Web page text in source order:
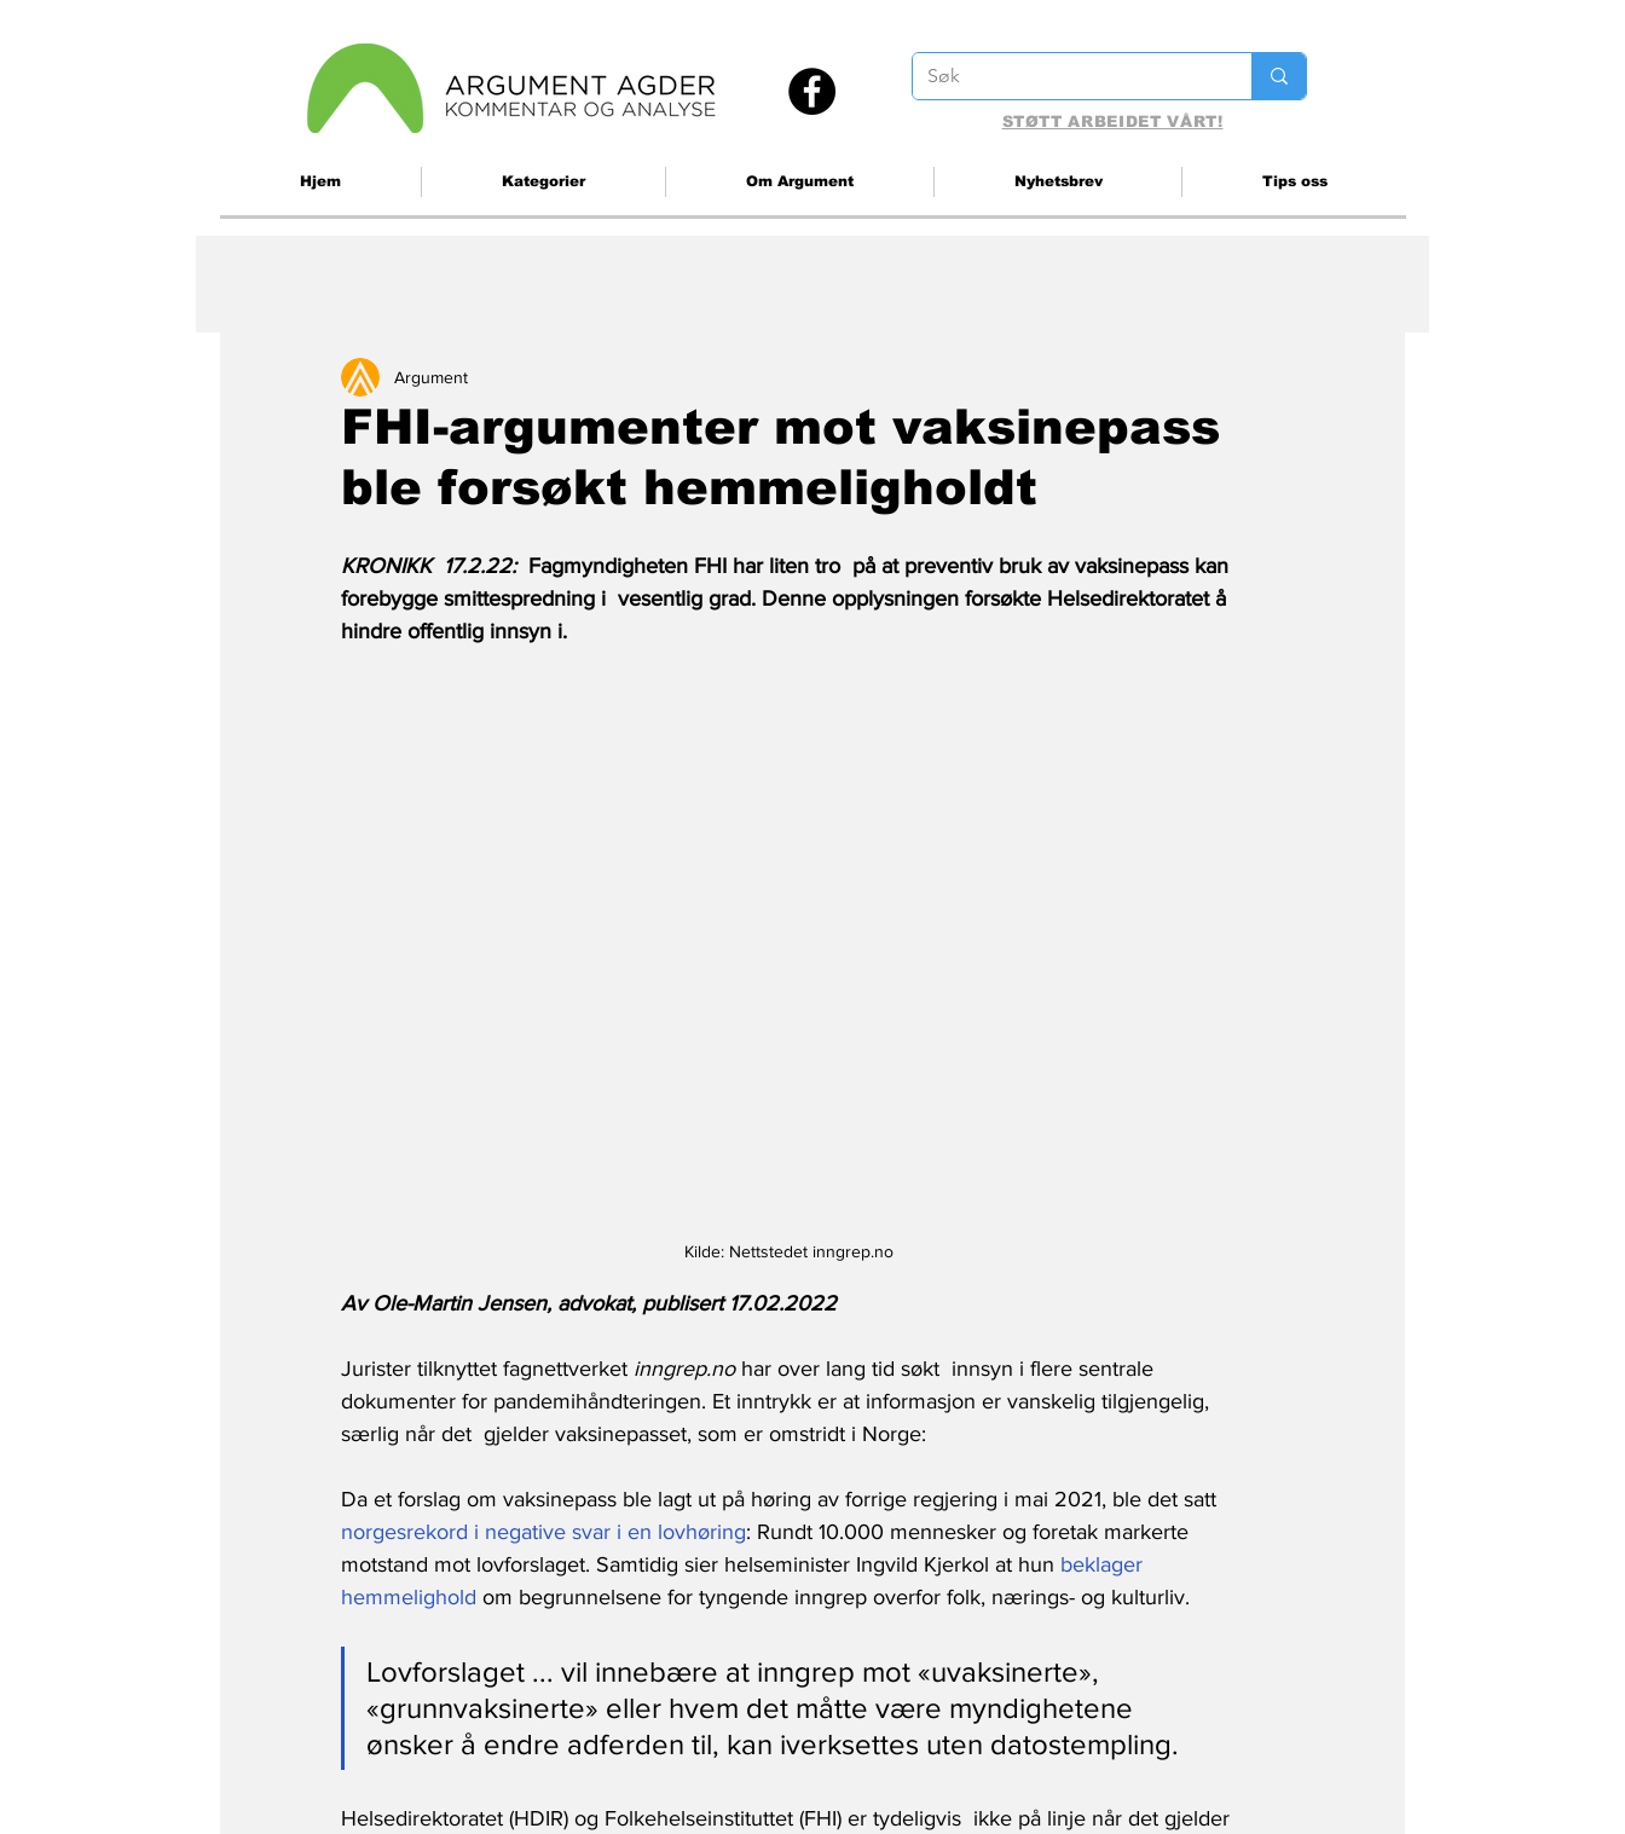
STØTT ARBEIDET VÅRT!
Hjem Kategorier Om Argument Nyhetsbrev Tips oss
FHI-argumenter mot vaksinepass
ble forsøkt hemmeligholdt
Argument
KRONIKK  17.2.22:
  Fagmyndigheten FHI har liten tro  på at preventiv bruk av vaksinepass kan
forebygge smittespredning i  vesentlig grad. Denne opplysningen forsøkte Helsedirektoratet å
hindre offentlig innsyn i.
Kilde: Nettstedet inngrep.no
Av Ole-Martin Jensen, advokat, publisert 17.02.2022
Jurister tilknyttet fagnettverket inngrep.no har over lang tid søkt  innsyn i flere sentrale
dokumenter for pandemihåndteringen. Et inntrykk er at informasjon er vanskelig tilgjengelig,
særlig når det  gjelder vaksinepasset, som er omstridt i Norge:
Da et forslag om vaksinepass ble lagt ut på høring av forrige regjering i mai 2021, ble det satt
norgesrekord i negative svar i en lovhøring: Rundt 10.000 mennesker og foretak markerte
motstand mot lovforslaget. Samtidig sier helseminister Ingvild Kjerkol at hun beklager
hemmelighold om begrunnelsene for tyngende inngrep overfor folk, nærings- og kulturliv.
Lovforslaget ... vil innebære at inngrep mot «uvaksinerte»,
«grunnvaksinerte» eller hvem det måtte være myndighetene
ønsker å endre adferden til, kan iverksettes uten datostempling.
Helsedirektoratet (HDIR) og Folkehelseinstituttet (FHI) er tydeligvis  ikke på linje når det gjelder